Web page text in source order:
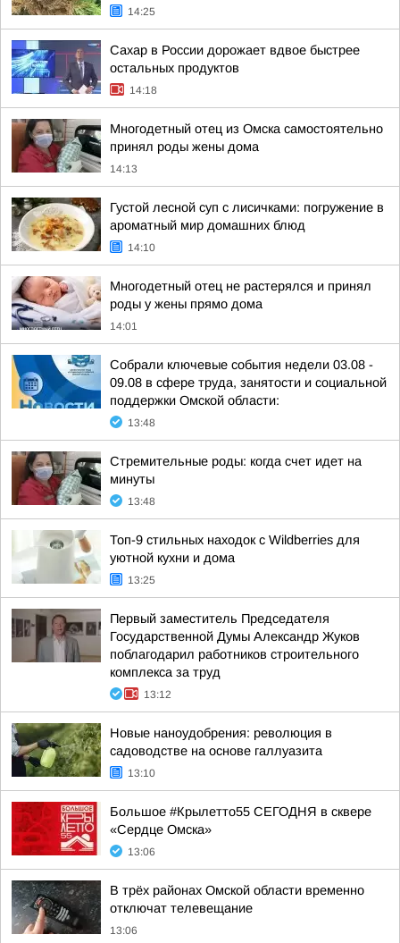
14:25
Сахар в России дорожает вдвое быстрее
остальных продуктов
14:18
Многодетный отец из Омска самостоятельно
принял роды жены дома
14:13
Густой лесной суп с лисичками: погружение в
ароматный мир домашних блюд
14:10
Многодетный отец не растерялся и принял
роды у жены прямо дома
14:01
Собрали ключевые события недели 03.08 -
09.08 в сфере труда, занятости и социальной
поддержки Омской области:
13:48
Стремительные роды: когда счет идет на
минуты
13:48
Топ-9 стильных находок с Wildberries для
уютной кухни и дома
13:25
Первый заместитель Председателя
Государственной Думы Александр Жуков
поблагодарил работников строительного
комплекса за труд
13:12
Новые наноудобрения: революция в
садоводстве на основе галлуазита
13:10
Большое #Крылетто55 СЕГОДНЯ в сквере
«Сердце Омска»
13:06
В трёх районах Омской области временно
отключат телевещание
13:06